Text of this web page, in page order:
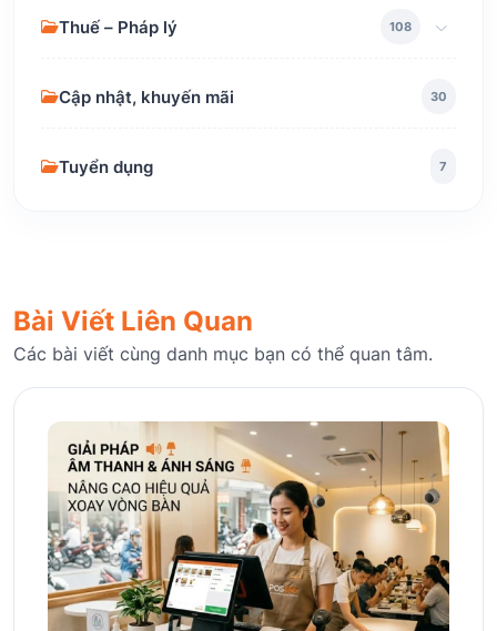
Thuế – Pháp lý 108
Cập nhật, khuyến mãi 30
Tuyển dụng 7
Bài Viết Liên Quan
Các bài viết cùng danh mục bạn có thể quan tâm.